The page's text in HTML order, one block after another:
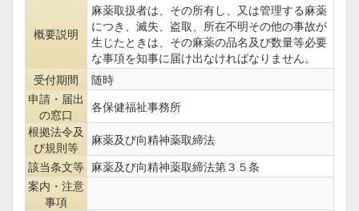
概要説明
麻薬取扱者は、その所有し、又は管理する麻薬
につき、滅失、盗取、所在不明その他の事故が
生じたときは、その麻薬の品名及び数量等必要
な事項を知事に届け出なければなりません。
受付期間
随時
申請・届出
の窓口
各保健福祉事務所
根拠法令及
び規則等
麻薬及び向精神薬取締法
該当条文等 麻薬及び向精神薬取締法第３５条
案内・注意
事項